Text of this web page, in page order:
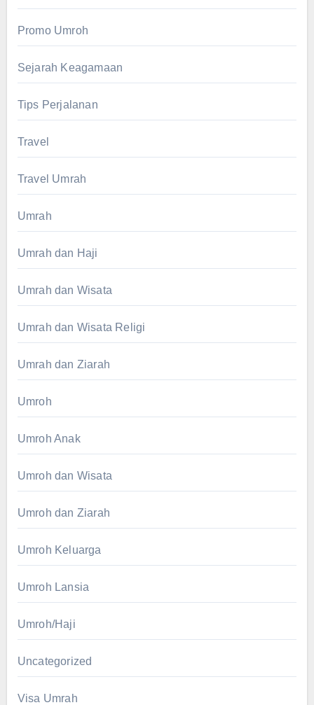
Promo Umroh
Sejarah Keagamaan
Tips Perjalanan
Travel
Travel Umrah
Umrah
Umrah dan Haji
Umrah dan Wisata
Umrah dan Wisata Religi
Umrah dan Ziarah
Umroh
Umroh Anak
Umroh dan Wisata
Umroh dan Ziarah
Umroh Keluarga
Umroh Lansia
Umroh/Haji
Uncategorized
Visa Umrah